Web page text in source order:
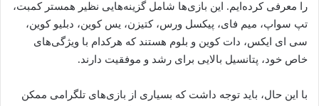
را معرفی کرده‌ایم. این بازی‌ها شامل گزینه‌هایی نظیر همستر کمبت،
تپ سواپ، میم فای، پیکسل ورس، کتیزن، یس کوین، دبلیو کوین،
سی ای ایکس، دات کوین و بلوم هستند که هرکدام با ویژگی‌های
خاص خود، پتانسیل بالایی برای رشد و موفقیت دارند.
با این حال، باید توجه داشت که بسیاری از بازی‌های تلگرامی ممکن